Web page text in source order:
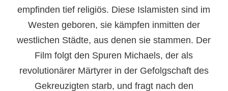
empfinden tief religiös. Diese Islamisten sind im
Westen geboren, sie kämpfen inmitten der
westlichen Städte, aus denen sie stammen. Der
Film folgt den Spuren Michaels, der als
revolutionärer Märtyrer in der Gefolgschaft des
Gekreuzigten starb, und fragt nach den